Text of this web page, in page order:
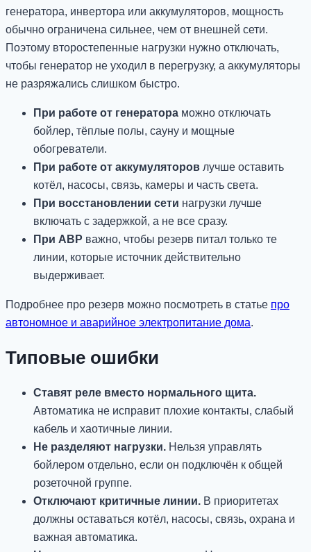
генератора, инвертора или аккумуляторов, мощность
обычно ограничена сильнее, чем от внешней сети.
Поэтому второстепенные нагрузки нужно отключать,
чтобы генератор не уходил в перегрузку, а аккумуляторы
не разряжались слишком быстро.
При работе от генератора можно отключать
бойлер, тёплые полы, сауну и мощные
обогреватели.
При работе от аккумуляторов лучше оставить
котёл, насосы, связь, камеры и часть света.
При восстановлении сети нагрузки лучше
включать с задержкой, а не все сразу.
При АВР важно, чтобы резерв питал только те
линии, которые источник действительно
выдерживает.
Подробнее про резерв можно посмотреть в статье про
автономное и аварийное электропитание дома.
Типовые ошибки
Ставят реле вместо нормального щита.
Автоматика не исправит плохие контакты, слабый
кабель и хаотичные линии.
Не разделяют нагрузки. Нельзя управлять
бойлером отдельно, если он подключён к общей
розеточной группе.
Отключают критичные линии. В приоритетах
должны оставаться котёл, насосы, связь, охрана и
важная автоматика.